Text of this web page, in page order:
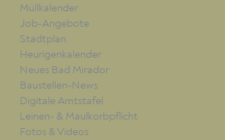
Müllkalender
Job-Angebote
Stadtplan
Heurigenkalender
Neues Bad Mirador
Baustellen-News
Digitale Amtstafel
Leinen- & Maulkorbpflicht
Fotos & Videos